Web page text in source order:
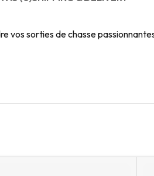
vos sorties de chasse